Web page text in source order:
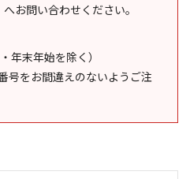
へお問い合わせください。
年末年始を除く）
号をお間違えのないようご注